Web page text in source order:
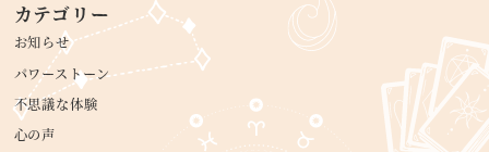
カテゴリー
お知らせ
パワーストーン
不思議な体験
心の声